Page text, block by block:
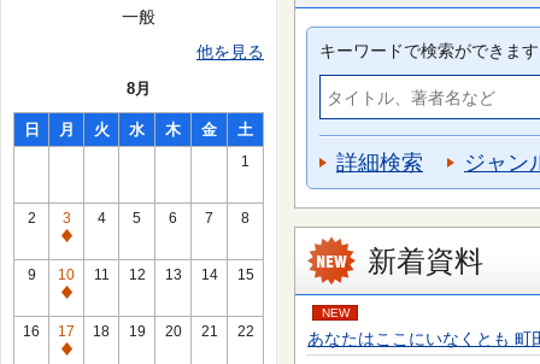
一般
他を見る
8月
日 月 火 水 木 金 土
1
2
3
通
常
休
館
日
4 5 6 7 8
9
10
通
常
休
11 12 13 14 15
16
17
通
18 19 20 21 22
キーワードで検索ができます
詳細検索 ジャン
新着資料
NEW
あなたはここにいなくとも